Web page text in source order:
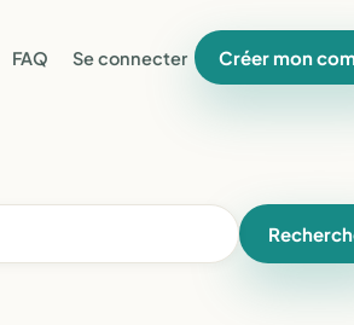
FAQ Se connecter Créer mon